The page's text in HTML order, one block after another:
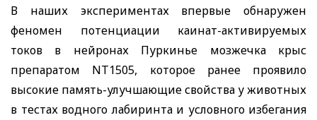
В наших экспериментах впервые обнаружен
феномен потенциации каинат-активируемых
токов в нейронах Пуркинье мозжечка крыс
препаратом NT1505, которое ранее проявило
высокие память-улучшающие свойства у животных
в тестах водного лабиринта и условного избегания